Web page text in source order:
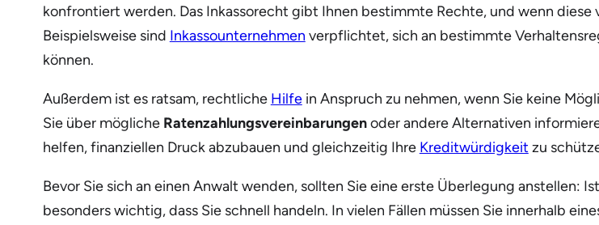
konfrontiert werden. Das Inkassorecht gibt Ihnen bestimmte Rechte, und wenn
Beispielsweise sind Inkassounternehmen verpflichtet, sich an bestimmte
können.
Außerdem ist es ratsam, rechtliche Hilfein Anspruch zu nehmen, wenn Sie keine
Sie über mögliche Ratenzahlungsvereinbarungenoder andere Alternativen
helfen, finanziellen Druck abzubauen und gleichzeitig Ihre Kreditwürdigkeit zu
Bevor Sie sich an einen Anwalt wenden, sollten Sie eine erste Überlegung anstellen:
besonders wichtig, dass Sie schnell handeln. In vielen Fällen müssen Sie innerhalb